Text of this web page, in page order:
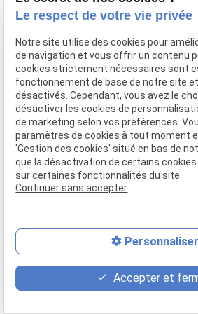
Confier mon bien
Contact
Mentions légalesPolitique de
Gestion des cookies
place
Plan d'accès
contact_page
Contact
Le respect de votre vie privée
Notre site utilise des cookies pour
de navigation et vous offrir un contenu
cookies strictement nécessaires sont
fonctionnement de base de notre site
désactivés. Cependant, vous avez le
désactiver les cookies de
de marketing selon vos préférences.
paramètres de cookies à tout moment
'Gestion des cookies' situé en bas de
que la désactivation de certains
sur certaines fonctionnalités du site.
Continuer sans accepter
Personnaliser
Accepter et